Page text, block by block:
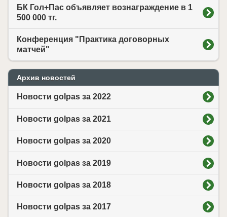
БК Гол+Пас объявляет вознаграждение в 1
500 000 тг.
Конференция "Практика договорных
матчей"
Архив новостей
Новости golpas за 2022
Новости golpas за 2021
Новости golpas за 2020
Новости golpas за 2019
Новости golpas за 2018
Новости golpas за 2017